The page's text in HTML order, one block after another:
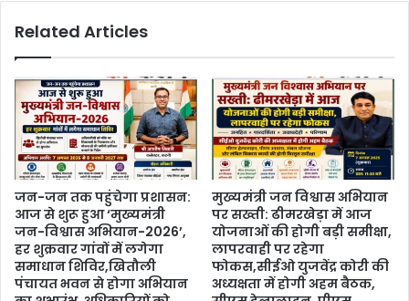
Related Articles
जन-जन तक पहुंचेगा प्रशासन:
आज से शुरू हुआ ‘मुख्यमंत्री
जन-विश्वास अभियान-2026’,
हर शुक्रवार गांवों में लगेगा
समाधान शिविर,खितौली
पंचायत भवन से होगा अभियान
मुख्यमंत्री जन विश्वास अभियान
पर सख्ती: ढीमरखेड़ा में आज
योजनाओं की होगी बड़ी समीक्षा,
लापरवाही पर रहेगा
फोकस,सीईओ युजवेंद्र कोरी की
अध्यक्षता में होगी अहम बैठक,